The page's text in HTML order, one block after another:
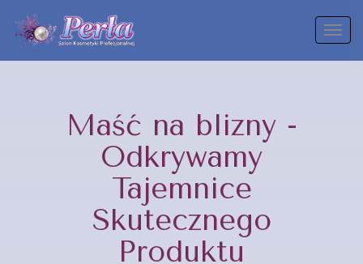
Maść na blizny -
Odkrywamy
Tajemnice
Skutecznego
Produktu